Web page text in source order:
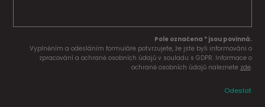
Pole označena * jsou povinná.
Vyplněním a odesláním formuláře potvrzujete, že jste byli informováni o
zpracování a ochraně osobních údajů v souladu s GDPR. Informace o
ochraně osobních údajů naleznete zde.
Odeslat